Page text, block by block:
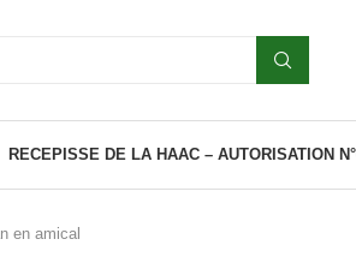
RECEPISSE DE LA HAAC – AUTORISATION
en amical